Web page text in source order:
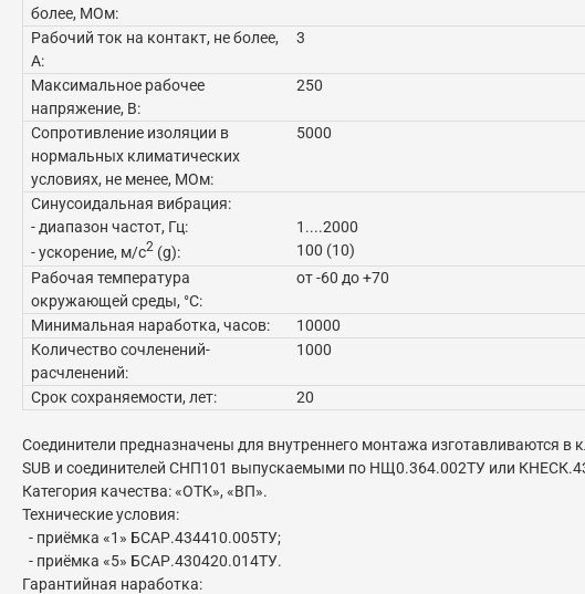
более, МОм:
Рабочий ток на контакт, не более,
А:
3
Максимальное рабочее
напряжение, В:
250
Сопротивление изоляции в
нормальных климатических
условиях, не менее, МОм:
5000
Синусоидальная вибрация:
- диапазон частот, Гц:
- ускорение, м/с2 (g):
1....2000
100 (10)
Рабочая температура
окружающей среды, °C:
от -60 до +70
Минимальная наработка, часов:
10000
Количество сочленений-
расчленений:
1000
Срок сохраняемости, лет: 20
Соединители предназначены для внутреннего монтажа изготавливаются
SUB и соединителей СНП101 выпускаемыми по НЩ0.364.002ТУ или
Категория качества: «ОТК», «ВП».
Технические условия:
- приёмка «1» БСАР.434410.005ТУ;
- приёмка «5» БСАР.430420.014ТУ.
Гарантийная наработка: